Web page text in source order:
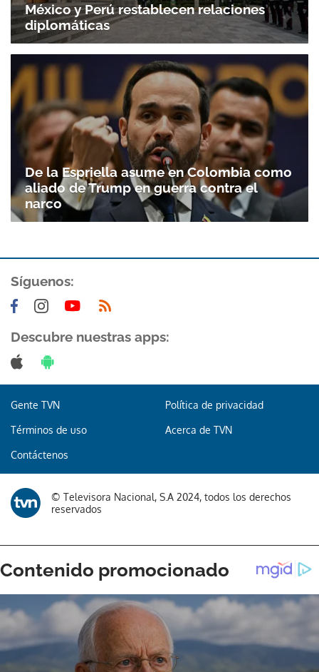
México y Perú restablecen relaciones
diplomáticas
De la Espriella asume en Colombia como
aliado de Trump en guerra contra el
narco
Síguenos:
Descubre nuestras apps:
Gente TVN Política de privacidad
Términos de uso Acerca de TVN
Contáctenos
© Televisora Nacional, S.A 2024, todos los derechos
reservados